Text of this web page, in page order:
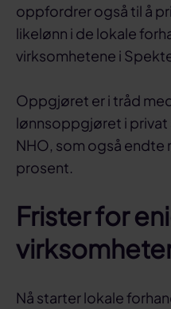
oppfordrer også til å
likelønn i de lokale
virksomhetene i
Oppgjøret er i tråd
lønnsoppgjøret i
NHO, som også endte
prosent.
Frister for
Nå starter lokale